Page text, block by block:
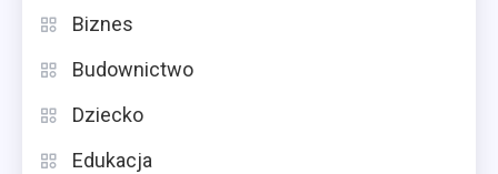
Biznes
Budownictwo
Dziecko
Edukacja